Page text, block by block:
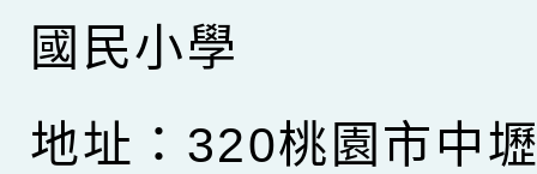
國民小學
地址：320桃園市中